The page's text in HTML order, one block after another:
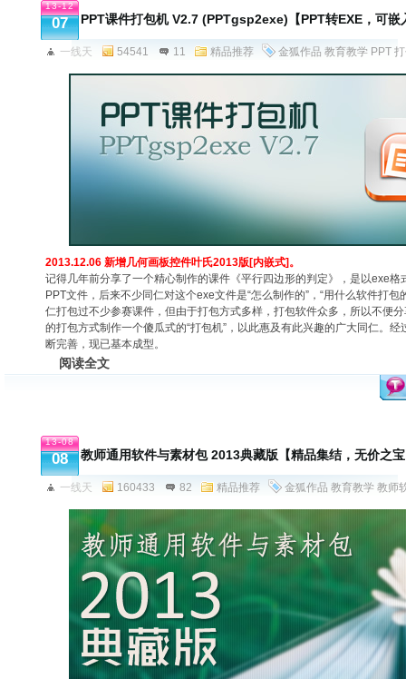
13-12
07 PPT课件打包机 V2.7 (PPTgsp2exe)【PPT转EXE，可嵌
一线天 54541 11 精品推荐 金狐作品 教育教学 PPT
2013.12.06 新增几何画板控件叶氏2013版[内嵌式]。
记得几年前分享了一个精心制作的课件《平行四边形的判定》，是以exe格
PPT文件，后来不少同仁对这个exe文件是“怎么制作的”，“用什么软件打包
仁打包过不少参赛课件，但由于打包方式多样，打包软件众多，所以不便
的打包方式制作一个傻瓜式的“打包机”，以此惠及有此兴趣的广大同仁。
断完善，现已基本成型。
阅读全文
13-08
08 教师通用软件与素材包 2013典藏版【精品集结，无价之
一线天 160433 82 精品推荐 金狐作品 教育教学 教师